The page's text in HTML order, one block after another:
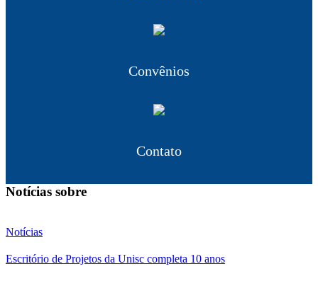
Convênios
Contato
Notícias sobre
Notícias
Escritório de Projetos da Unisc completa 10 anos